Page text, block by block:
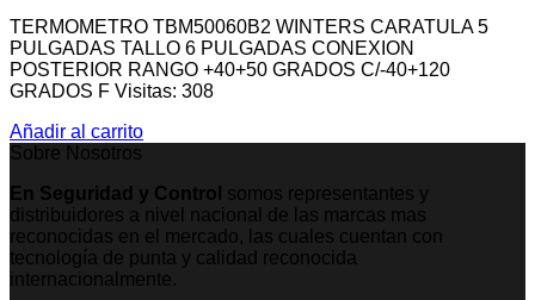
TERMOMETRO TBM50060B2 WINTERS CARATULA 5
PULGADAS TALLO 6 PULGADAS CONEXION
POSTERIOR RANGO +40+50 GRADOS C/-40+120
GRADOS F Visitas: 308
Añadir al carrito
Sobre Nosotros
En Seguridad y Control somos representantes y
distribuidores a nivel nacional de las marcas mas
reconocidas en el mercado, las cuales cuentan con
tecnología de punta y calidad reconocida
internacionalmente.